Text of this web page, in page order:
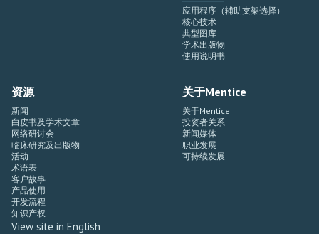
应用程序（辅助支架选择）
核心技术
典型图库
学术出版物
使用说明书
资源
新闻
白皮书及学术文章
网络研讨会
临床研究及出版物
活动
术语表
客户故事
产品使用
开发流程
知识产权
View site in English
关于Mentice
关于Mentice
投资者关系
新闻媒体
职业发展
可持续发展